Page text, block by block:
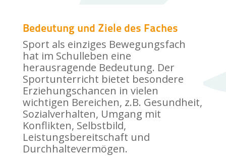
Bedeutung und Ziele des Faches
Sport als einziges Bewegungsfach
hat im Schulleben eine
herausragende Bedeutung. Der
Sportunterricht bietet besondere
Erziehungschancen in vielen
wichtigen Bereichen, z.B. Gesundheit,
Sozialverhalten, Umgang mit
Konflikten, Selbstbild,
Leistungsbereitschaft und
Durchhaltevermögen.